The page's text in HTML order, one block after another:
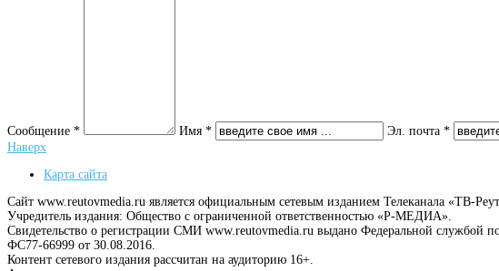
Сообщение * Имя * Эл. почта *
Наверх
Карта сайта
Сайт www.reutovmedia.ru является официальным сетевым изданием Телеканала «ТВ-
Учредитель издания: Общество с ограниченной ответственностью «Р-МЕДИА».
Свидетельство о регистрации СМИ www.reutovmedia.ru выдано Федеральной
ФС77-66999 от 30.08.2016.
Контент сетевого издания рассчитан на аудиторию 16+.